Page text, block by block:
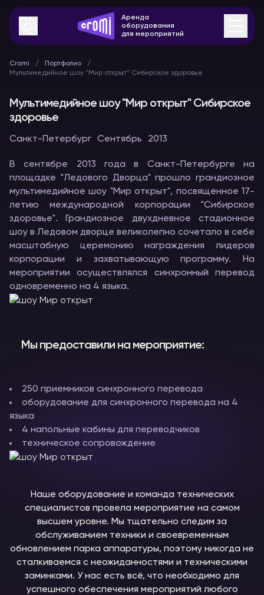
Аренда
оборудования
для мероприятий
Cromi
Портфолио
Мультимедийное шоу "Мир открыт" Сибирское здоровье
Мультимедийное шоу "Мир открыт" Сибирское
здоровье
Санкт-Петербург Сентябрь 2013
В сентябре 2013 года в Санкт-Петербурге на
площадке "Ледового Дворца" прошло грандиозное
мультимедийное шоу "Мир открыт", посвященное 17-
летию международной корпорации "Сибирское
здоровье". Грандиозное двухдневное стадионное
шоу в Ледовом дворце великолепно сочетало в себе
масштабную церемонию награждения лидеров
корпорации и захватывающую программу. На
мероприятии осуществлялся синхронный перевод
одновременно на 4 языка.
Мы предоставили на мероприятие:
250 приемников синхронного перевода
оборудование для синхронного перевода на 4
языка
4 напольные кабины для переводчиков
техническое сопровождение
Наше оборудование и команда технических
специалистов провела мероприятие на самом
высшем уровне. Мы тщательно следим за
обслуживанием техники и своевременным
обновлением парка аппаратуры, поэтому никогда не
сталкиваемся с неожиданностями и техническими
заминками. У нас есть всё, что необходимо для
успешного обеспечения мероприятий любого